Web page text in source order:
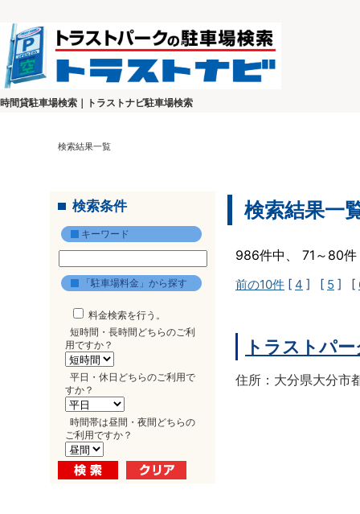
時間貸駐車場検索｜トラストナビ駐車場検索
検索結果一覧
検索条件
キーワード
「駐車場料金」から探す
料金検索を行う。
短時間・長時間どちらのご利
用ですか？
平日・休日どちらのご利用で
すか？
時間帯は昼間・夜間どちらの
ご利用ですか？
検索結果一
986件中、 71～80
前の10件 [ 4 ] [ 5 ] [
トラストパ
住所：大分県大分市